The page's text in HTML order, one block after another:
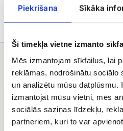
Piekrišana Sīkāka
Šī tīmekļa vietne izmanto
Mēs izmantojam sīkfailus, lai
reklāmas, nodrošinātu
un analizētu mūsu datplūsmu.
izmantojat mūsu vietni, mēs
sociālās saziņas līdzekļu,
partneriem, kuri to var
Вам может
Букет
георгинов
декоративной
упаковке
-